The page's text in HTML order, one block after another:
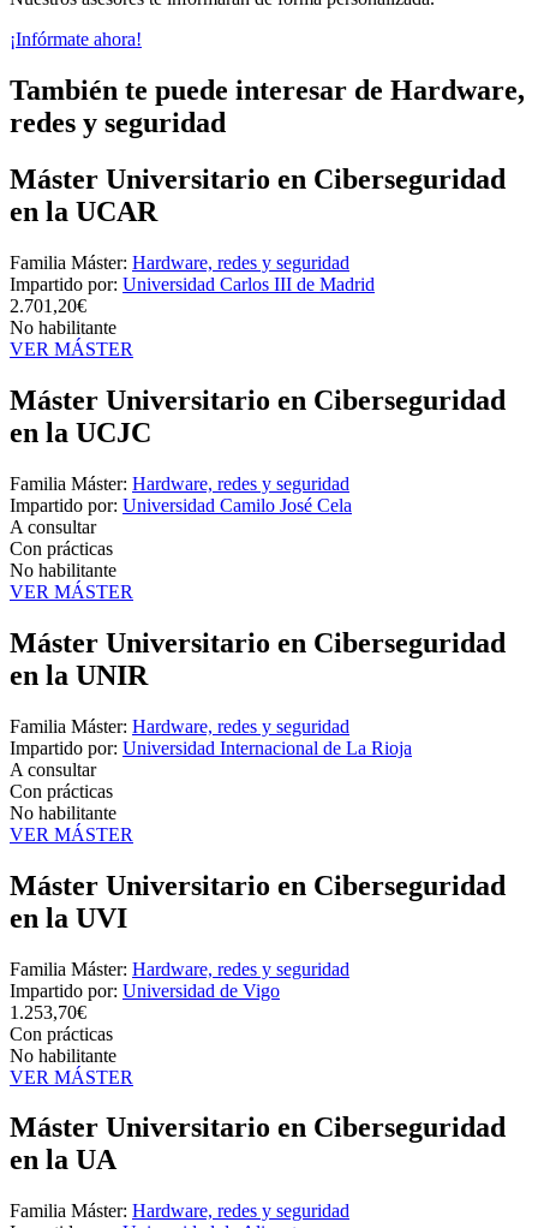
¡Infórmate ahora!
También te puede interesar de Hardware,
redes y seguridad
Máster Universitario en Ciberseguridad
en la UCAR
Familia Máster: Hardware, redes y seguridad
Impartido por: Universidad Carlos III de Madrid
2.701,20€
No habilitante
VER MÁSTER
Máster Universitario en Ciberseguridad
en la UCJC
Familia Máster: Hardware, redes y seguridad
Impartido por: Universidad Camilo José Cela
A consultar
Con prácticas
No habilitante
VER MÁSTER
Máster Universitario en Ciberseguridad
en la UNIR
Familia Máster: Hardware, redes y seguridad
Impartido por: Universidad Internacional de La Rioja
A consultar
Con prácticas
No habilitante
VER MÁSTER
Máster Universitario en Ciberseguridad
en la UVI
Familia Máster: Hardware, redes y seguridad
Impartido por: Universidad de Vigo
1.253,70€
Con prácticas
No habilitante
VER MÁSTER
Máster Universitario en Ciberseguridad
en la UA
Familia Máster: Hardware, redes y seguridad